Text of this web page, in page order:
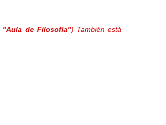
"Aula de Filosofía") También está